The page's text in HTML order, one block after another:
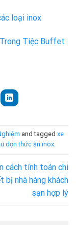
loại inox
Tiệc Buffet
and tagged xe
dọn thức ăn inox.
cách tính toán chi
bị nhà hàng khách
sạn hợp lý